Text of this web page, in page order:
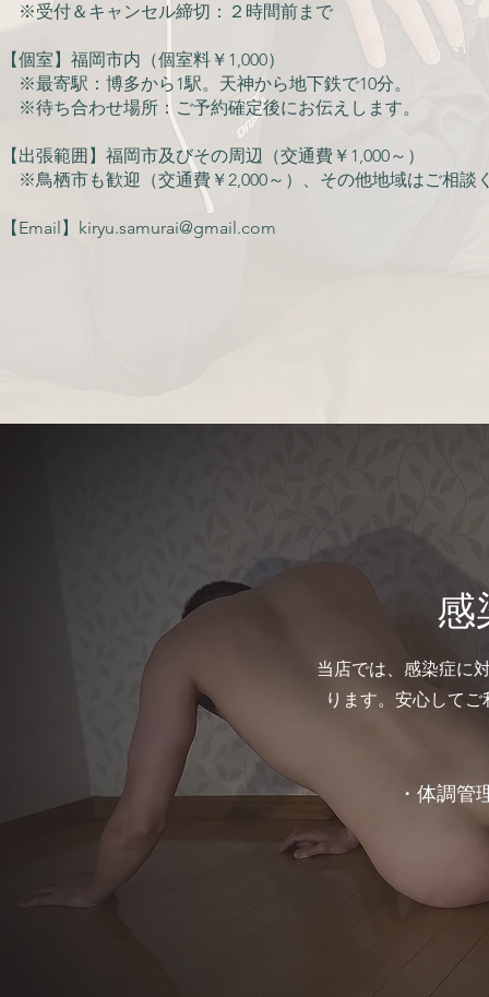
​ ※受付＆キャンセル締切： ２時間前まで
【個室】福岡市内（個室料￥1,000）
※最寄駅：博多から1駅。天神から地下鉄で10分。
※待ち合わせ場所：ご予約確定後にお伝えします。
【出張範囲】福岡市及びその周辺​（交通費￥1,000～）
※鳥栖市も歓迎（交通費￥2,000～）、その他地域はご相談
【Email】 kiryu.samurai@gmail.com
感
当店では、感染症に
ります。安心して
・体調管